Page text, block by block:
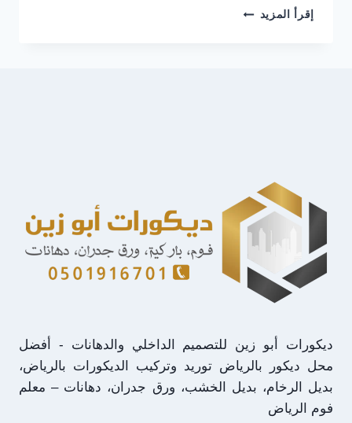
إقرأ المزيد ديكورات
)
في
الرياض
ديكورات أبو زين للتصميم الداخلي والدهانات - أفضل
محل ديكور بالرياض توريد وتركيب الديكورات بالرياض،
بديل الرخام، بديل الخشب، ورق جدران، دهانات – معلم
فوم الرياض